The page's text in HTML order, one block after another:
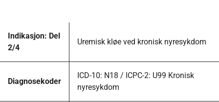
Indikasjon: Del
2/4
Uremisk kløe ved kronisk nyresykdom
Diagnosekoder
ICD-10: N18 / ICPC-2: U99 Kronisk
nyresykdom